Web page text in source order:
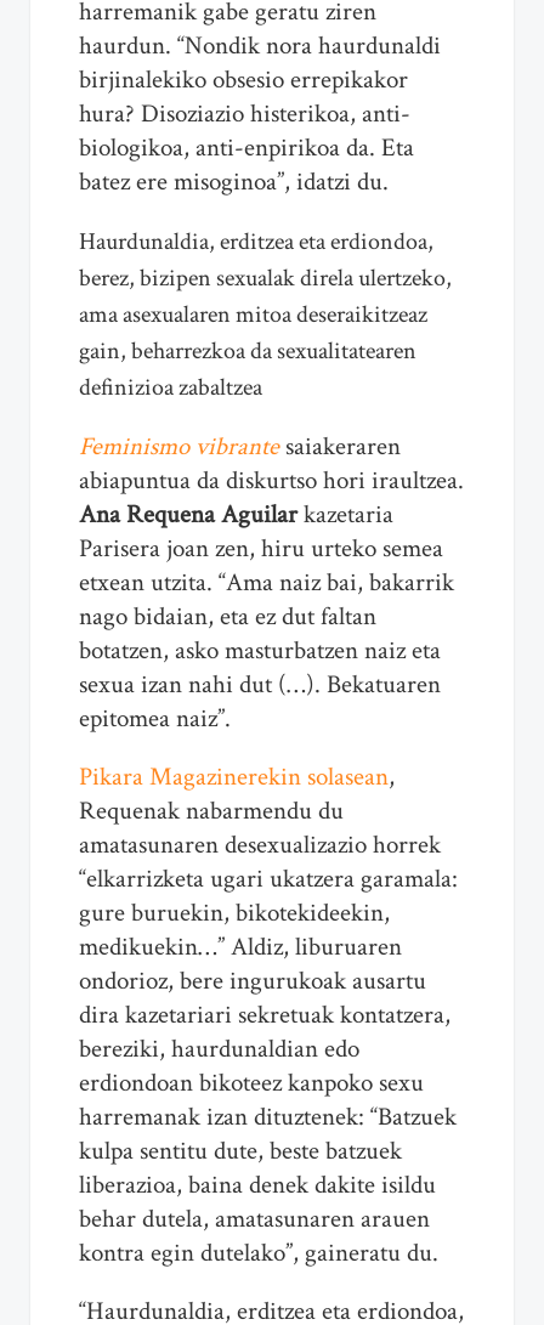
harremanik gabe geratu ziren
haurdun. “Nondik nora haurdunaldi
birjinalekiko obsesio errepikakor
hura? Disoziazio histerikoa, anti-
biologikoa, anti-enpirikoa da. Eta
batez ere misoginoa”, idatzi du.
Haurdunaldia, erditzea eta erdiondoa,
berez, bizipen sexualak direla ulertzeko,
ama asexualaren mitoa deseraikitzeaz
gain, beharrezkoa da sexualitatearen
definizioa zabaltzea
Feminismo vibrante saiakeraren
abiapuntua da diskurtso hori iraultzea.
Ana Requena Aguilarkazetaria
Parisera joan zen, hiru urteko semea
etxean utzita. “Ama naiz bai, bakarrik
nago bidaian, eta ez dut faltan
botatzen, asko masturbatzen naiz eta
sexua izan nahi dut (…). Bekatuaren
epitomea naiz”.
Pikara Magazinerekin solasean,
Requenak nabarmendu du
amatasunaren desexualizazio horrek
“elkarrizketa ugari ukatzera garamala:
gure buruekin, bikotekideekin,
medikuekin…” Aldiz, liburuaren
ondorioz, bere ingurukoak ausartu
dira kazetariari sekretuak kontatzera,
bereziki, haurdunaldian edo
erdiondoan bikoteez kanpoko sexu
harremanak izan dituztenek: “Batzuek
kulpa sentitu dute, beste batzuek
liberazioa, baina denek dakite isildu
behar dutela, amatasunaren arauen
kontra egin dutelako”, gaineratu du.
“Haurdunaldia, erditzea eta erdiondoa,